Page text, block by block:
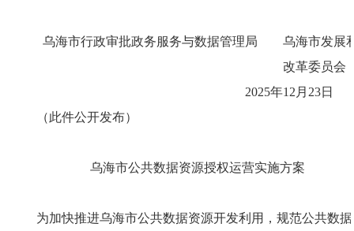
乌海市行政审批政务服务与数据管理局 乌海市发展
改革委员
2025年12月23
（此件公开发布）
乌海市公共数据资源授权运营实施方案
为加快推进乌海市公共数据资源开发利用，规范公共数据